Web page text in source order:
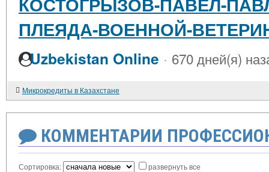
ПЛЕЯДА-ВОЕННОЙ-
Uzbekistan Online · 670 дней(я)
Микрокредиты в Казахстане
КОММЕНТАРИИ
Сортировка: развернуть все